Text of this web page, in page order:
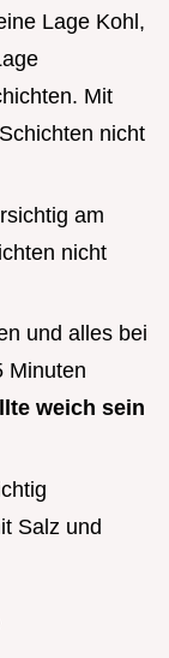
Lage Kohl,
Mit
nicht
am
nicht
und alles bei
Minuten
weich sein
Salz und